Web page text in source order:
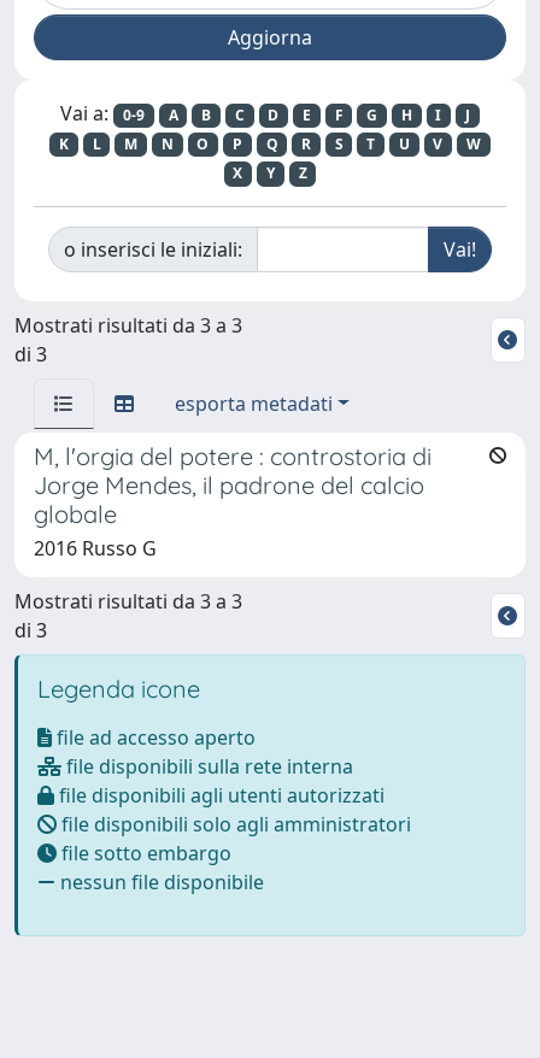
Vai a: 0-9 A B C D E F G H I
J
K
L M N O P Q R S T U V
W
X
Y Z
o inserisci le iniziali:
Mostrati risultati da 3 a 3
di 3
esporta metadati
M, l'orgia del potere : controstoria di
Jorge Mendes, il padrone del calcio
globale
2016 Russo G
Mostrati risultati da 3 a 3
di 3
Legenda icone
file ad accesso aperto
file disponibili sulla rete interna
file disponibili agli utenti autorizzati
file disponibili solo agli amministratori
file sotto embargo
nessun file disponibile